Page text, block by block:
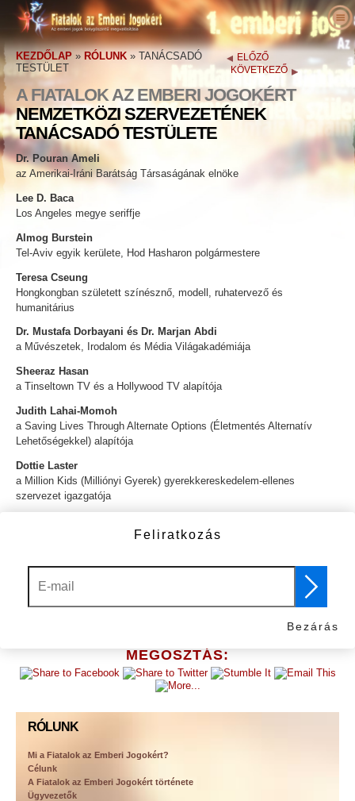
Rólunk
Mi a Fiatalok az Emberi Jogokért?
Célunk
A Fiatalok az Emberi Jogokért története
Ügyvezetők
Tanácsadó testület
A Fiatalok az Emberi Jogokért Nemzetközi
Szervezetének partnerei
Nyilatkozatok és elismerések
Mik az emberi jogok?
Az emberi jogok meghatározása
Az emberi jogok háttere
Az Emberi Jogok Egyetemes Nyilatkozata
Pedagógusok
Üdvözöljük
Oktatócsomag – részletek
Fiatalok és pedagógusok által elért
Emberi jogi foglalkozások iskolák számára
Pedagógusi programok
Cselekedjen!
Mit tehet ön?
Petíció
Tagságok és adományok
Csoportok
Versenyek
Akik felszólaltak az emberi jogokért
Az emberi jogok bajnokai
Emberi jogi szervezetek
Emberi jogi visszaélések
Hírek
Megrendelés
Kapcsolat
KEZDŐLAP » RÓLUNK » TANÁCSADÓ
TESTÜLET
ELŐZŐ
KÖVETKEZŐ
MEGOSZTÁS:
RÓLUNK
Mi a Fiatalok az Emberi Jogokért?
Célunk
A Fiatalok az Emberi Jogokért története
Ügyvezetők
A FIATALOK AZ EMBERI JOGOKÉRT
NEMZETKÖZI SZERVEZETÉNEK
TANÁCSADÓ TESTÜLETE
Dr. Pouran Ameli
az Amerikai-Iráni Barátság Társaságának elnöke
Lee D. Baca
Los Angeles megye seriffje
Almog Burstein
Tel-Aviv egyik kerülete, Hod Hasharon polgármestere
Teresa Cseung
Hongkongban született színésznő, modell, ruhatervező és
humanitárius
Dr. Mustafa Dorbayani és Dr. Marjan Abdi
a Művészetek, Irodalom és Média Világakadémiája
Sheeraz Hasan
a Tinseltown TV és a Hollywood TV alapítója
Judith Lahai-Momoh
a Saving Lives Through Alternate Options (Életmentés Alternatív
Lehetőségekkel) alapítója
Dottie Laster
a Million Kids (Milliónyi Gyerek) gyerekkereskedelem-ellenes
szervezet igazgatója
A Ghánai Kereskedelmi és Információs Hivatal igazgatója
Következő
Feliratkozás
Bezárás